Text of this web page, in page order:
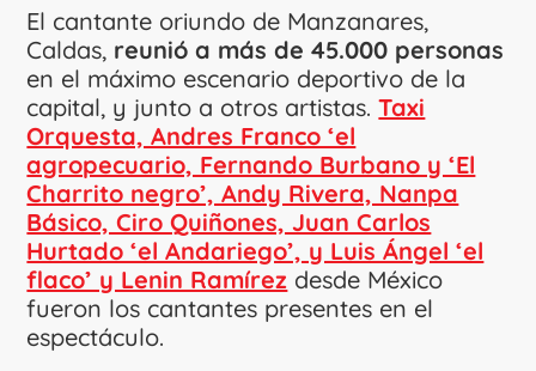
El cantante oriundo de Manzanares,
Caldas, reunió a más de 45.000 personas
en el máximo escenario deportivo de la
capital, y junto a otros artistas.Taxi
Orquesta, Andres Franco ‘el
agropecuario, Fernando Burbano y ‘El
Charrito negro’, Andy Rivera, Nanpa
Básico, Ciro Quiñones, Juan Carlos
Hurtado ‘el Andariego’, y Luis Ángel ‘el
flaco’ y Lenin Ramírez desde México
fueron los cantantes presentes en el
espectáculo.